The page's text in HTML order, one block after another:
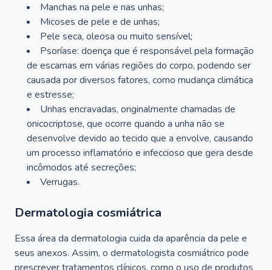
Manchas na pele e nas unhas;
Micoses de pele e de unhas;
Pele seca, oleosa ou muito sensível;
Psoríase: doença que é responsável pela formação
de escamas em várias regiões do corpo, podendo ser
causada por diversos fatores, como mudança climática
e estresse;
Unhas encravadas, originalmente chamadas de
onicocriptose, que ocorre quando a unha não se
desenvolve devido ao tecido que a envolve, causando
um processo inflamatório e infeccioso que gera desde
incômodos até secreções;
Verrugas.
Dermatologia cosmiátrica
Essa área da dermatologia cuida da aparência da pele e
seus anexos. Assim, o dermatologista cosmiátrico pode